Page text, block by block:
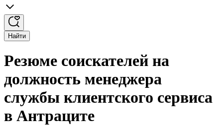
Найти
Резюме соискателей на
должность менеджера
службы клиентского сервиса
в Антраците